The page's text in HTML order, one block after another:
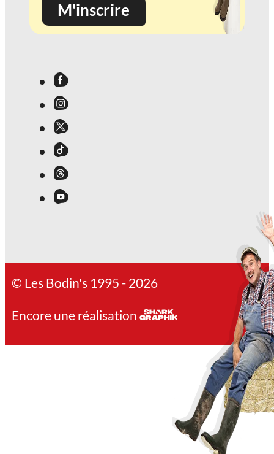
M'inscrire
© Les Bodin's 1995 - 2026
Encore une réalisation